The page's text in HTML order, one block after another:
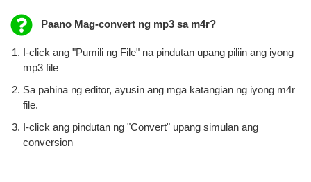
Paano Mag-convert ng mp3 sa m4r?
I-click ang "Pumili ng File" na pindutan upang piliin ang iyong
mp3 file
Sa pahina ng editor, ayusin ang mga katangian ng iyong m4r
file.
I-click ang pindutan ng "Convert" upang simulan ang
conversion